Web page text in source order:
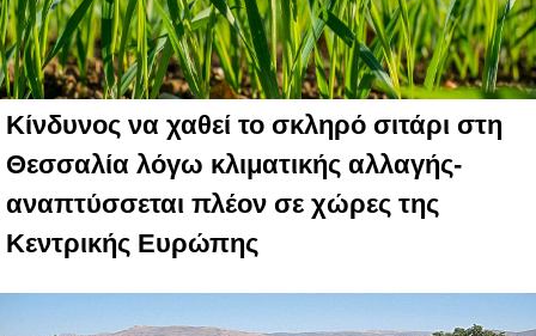
Κίνδυνος να χαθεί το σκληρό σιτάρι στη
Θεσσαλία λόγω κλιματικής αλλαγής-
αναπτύσσεται πλέον σε χώρες της
Κεντρικής Ευρώπης